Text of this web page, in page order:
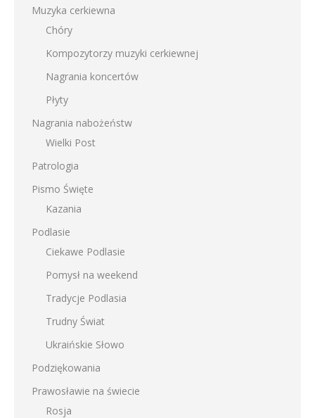
Muzyka cerkiewna
Chóry
Kompozytorzy muzyki cerkiewnej
Nagrania koncertów
Płyty
Nagrania nabożeństw
Wielki Post
Patrologia
Pismo Święte
Kazania
Podlasie
Ciekawe Podlasie
Pomysł na weekend
Tradycje Podlasia
Trudny Świat
Ukraińskie Słowo
Podziękowania
Prawosławie na świecie
Rosja